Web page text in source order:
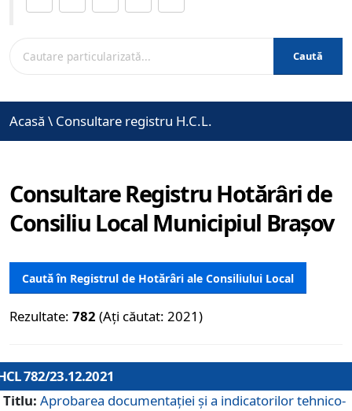
Caută
Acasă \ Consultare registru H.C.L.
Consultare Registru Hotărâri de
Consiliu Local Municipiul Brașov
Caută în Registrul de Hotărâri ale Consiliului Local
Rezultate: 782 (Ați căutat: 2021)
782/23.12.2021
Titlu: Aprobarea documentației și a indicatorilor tehnico-